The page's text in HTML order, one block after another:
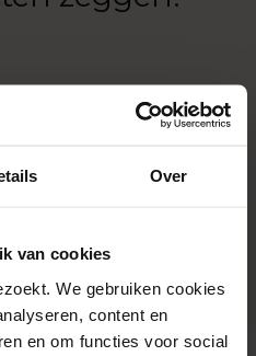
Over
van cookies
We gebruiken cookies
content en
en om functies voor social